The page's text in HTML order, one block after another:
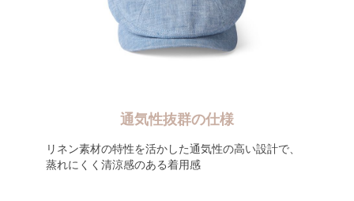
通気性抜群の仕様
リネン素材の特性を活かした通気性の高い設計で、
蒸れにくく清涼感のある着用感